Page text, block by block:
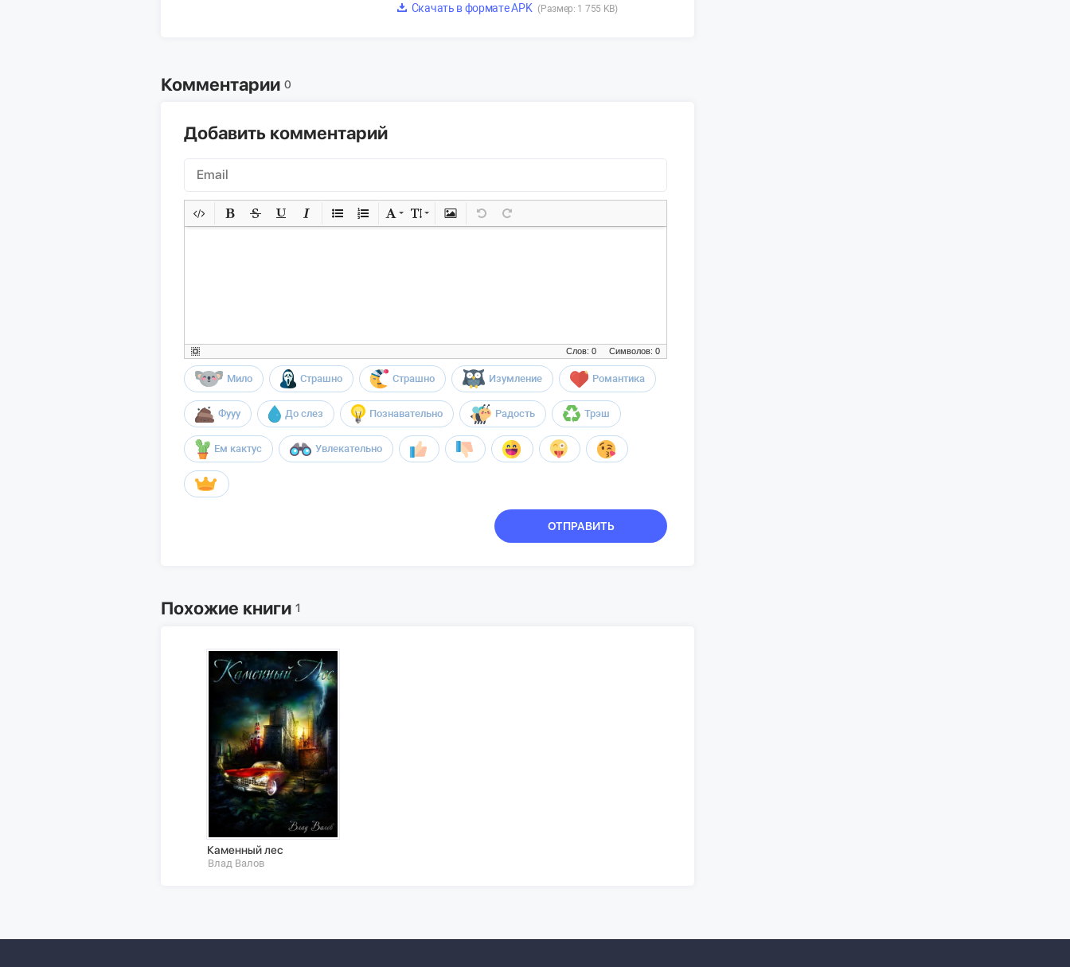
Скачать в формате APK (Размер: 1 755 KB)
Комментарии 0
Добавить комментарий
Символов: 0
Слов: 0
Мило Страшно Страшно Изумление Романтика
Фууу До слез Познавательно Радость Трэш
Ем кактус Увлекательно
ОТПРАВИТЬ
Похожие книги 1
Каменный лес
Влад Валов